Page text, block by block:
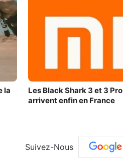
la
Les Black Shark 3 et 3 Pro
arrivent enfin en France
Suivez-Nous